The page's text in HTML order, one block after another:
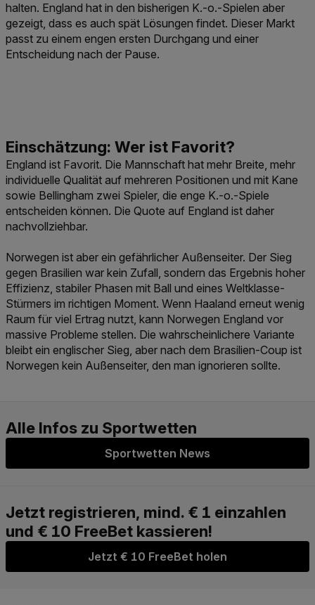
halten. England hat in den bisherigen K.-o.-Spielen aber
gezeigt, dass es auch spät Lösungen findet. Dieser Markt
passt zu einem engen ersten Durchgang und einer
Entscheidung nach der Pause.
England ist Favorit. Die Mannschaft hat mehr Breite, mehr
individuelle Qualität auf mehreren Positionen und mit Kane
sowie Bellingham zwei Spieler, die enge K.-o.-Spiele
entscheiden können. Die Quote auf England ist daher
nachvollziehbar.
Norwegen ist aber ein gefährlicher Außenseiter. Der Sieg
gegen Brasilien war kein Zufall, sondern das Ergebnis hoher
Effizienz, stabiler Phasen mit Ball und eines Weltklasse-
Stürmers im richtigen Moment. Wenn Haaland erneut wenig
Raum für viel Ertrag nutzt, kann Norwegen England vor
massive Probleme stellen. Die wahrscheinlichere Variante
bleibt ein englischer Sieg, aber nach dem Brasilien-Coup ist
Norwegen kein Außenseiter, den man ignorieren sollte.
Sportwetten News
Jetzt € 10 FreeBet holen